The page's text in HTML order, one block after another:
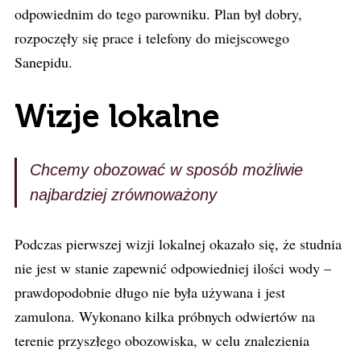
odpowiednim do tego parowniku. Plan był dobry,
rozpoczęły się prace i telefony do miejscowego
Sanepidu.
Wizje lokalne
Chcemy obozować w sposób możliwie
najbardziej zrównoważony
Podczas pierwszej wizji lokalnej okazało się, że studnia
nie jest w stanie zapewnić odpowiedniej ilości wody –
prawdopodobnie długo nie była używana i jest
zamulona. Wykonano kilka próbnych odwiertów na
terenie przyszłego obozowiska, w celu znalezienia